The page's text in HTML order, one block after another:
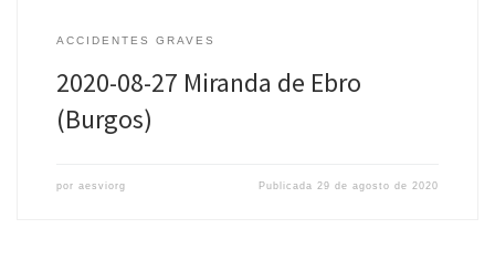
ACCIDENTES GRAVES
2020-08-27 Miranda de Ebro
(Burgos)
por aesviorg Publicada29 de agosto de 2020